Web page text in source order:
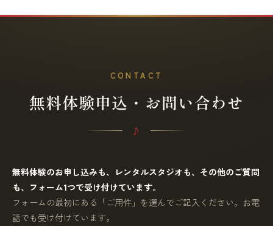
CONTACT
無料体験申込・お問い合わせ
無料体験のお申し込みも、レンタルスタジオも、その他のご質問
も、フォーム1つで受け付けています。
フォームの最初にある「ご用件」を選んでご記入ください。お電
話でも受け付けています。